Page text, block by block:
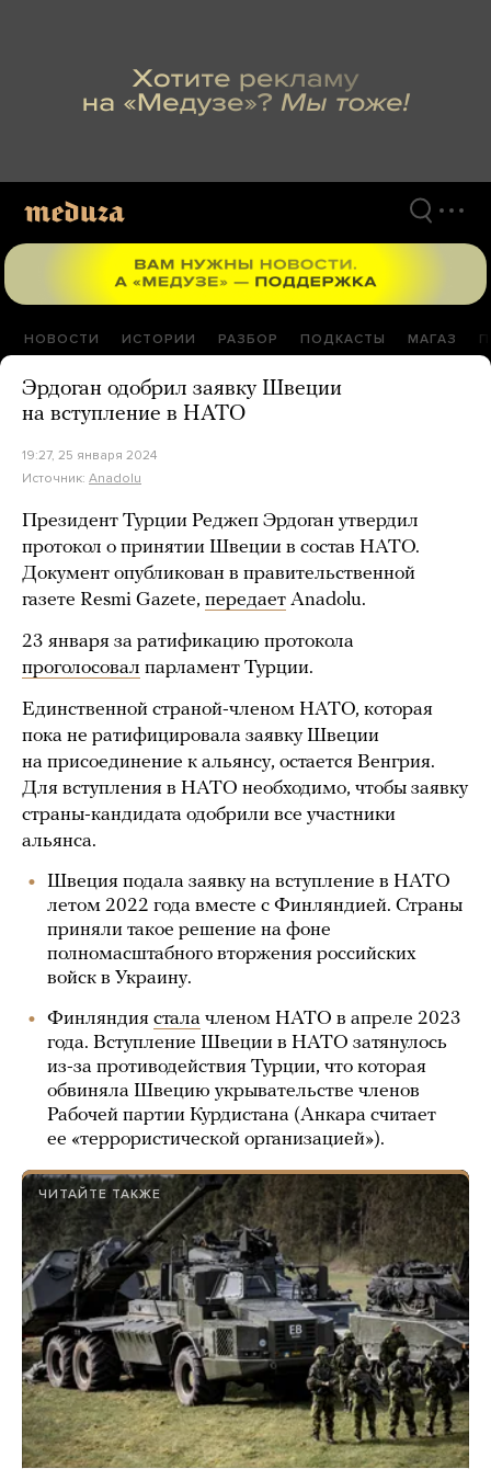
НОВОСТИ ИСТОРИИ РАЗБОР ПОДКАСТЫ МАГАЗ
Эрдоган одобрил заявку Швеции
на вступление в НАТО
19:27, 25 января 2024
Источник: Anadolu
Президент Турции Реджеп Эрдоган утвердил
протокол о принятии Швеции в состав НАТО.
Документ опубликован в правительственной
газете Resmi Gazete, передает Anadolu.
23 января за ратификацию протокола
проголосовал парламент Турции.
Единственной страной-членом НАТО, которая
пока не ратифицировала заявку Швеции
на присоединение к альянсу, остается Венгрия.
Для вступления в НАТО необходимо, чтобы заявку
страны-кандидата одобрили все участники
альянса.
Швеция подала заявку на вступление в НАТО
летом 2022 года вместе с Финляндией. Страны
приняли такое решение на фоне
полномасштабного вторжения российских
войск в Украину.
Финляндия стала членом НАТО в апреле 2023
года. Вступление Швеции в НАТО затянулось
из-за противодействия Турции, что которая
обвиняла Швецию укрывательстве членов
Рабочей партии Курдистана (Анкара считает
ее «террористической организацией»).
ЧИТАЙТЕ ТАКЖЕ